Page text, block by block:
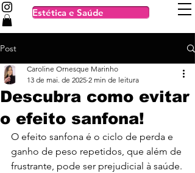
Estética e Saúde
Post
Descubra como evitar
o efeito sanfona!
Caroline Ornesque Marinho
13 de mai. de 2025 2 min de leitura
O efeito sanfona é o ciclo de perda e
ganho de peso repetidos, que além de
frustrante, pode ser prejudicial à saúde.